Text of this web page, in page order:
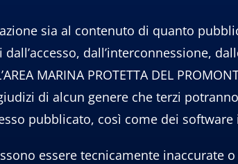
sia al contenuto di quanto
dall’interconnessione,
MARINA PROTETTA DEL
di alcun genere che terzi
pubblicato, così come dei
essere tecnicamente inaccurate